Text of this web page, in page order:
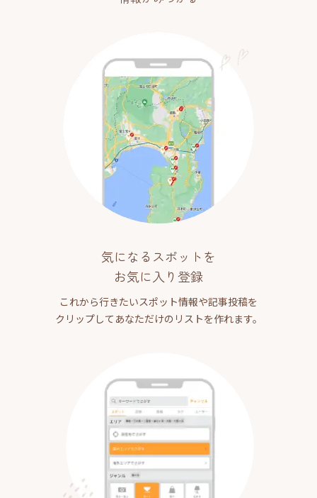
気になるスポットを
お気に入り登録
これから行きたいスポット情報や記事投稿を
クリップしてあなただけのリストを作れます。